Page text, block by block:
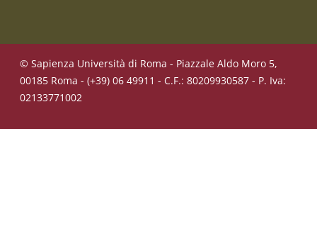
© Sapienza Università di Roma - Piazzale Aldo Moro 5,
00185 Roma - (+39) 06 49911 - C.F.: 80209930587 - P. Iva:
02133771002